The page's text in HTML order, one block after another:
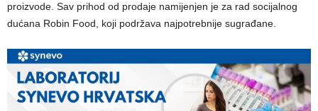
proizvode. Sav prihod od prodaje namijenjen je za rad socijalnog
dućana Robin Food, koji podržava najpotrebnije sugrađane.